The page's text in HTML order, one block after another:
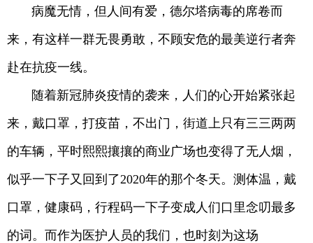
病魔无情，但人间有爱，德尔塔病毒的席卷而
来，有这样一群无畏勇敢，不顾安危的最美逆行者奔
赴在抗疫一线。
随着新冠肺炎疫情的袭来，人们的心开始紧张起
来，戴口罩，打疫苗，不出门，街道上只有三三两两
的车辆，平时熙熙攘攘的商业广场也变得了无人烟，
似乎一下子又回到了2020年的那个冬天。测体温，戴
口罩，健康码，行程码一下子变成人们口里念叨最多
的词。而作为医护人员的我们，也时刻为这场